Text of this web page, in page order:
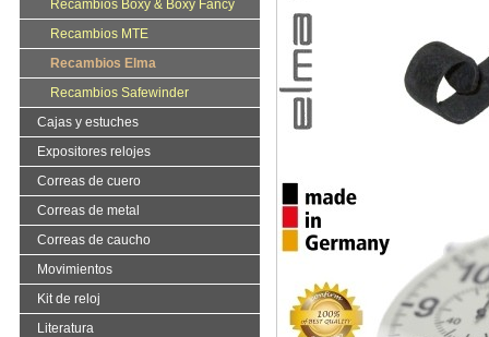
Recambios Boxy & Boxy Fancy
Recambios MTE
Recambios Elma
Recambios Safewinder
Cajas y estuches
Expositores relojes
Correas de cuero
Correas de metal
Correas de caucho
Movimientos
Kit de reloj
Literatura